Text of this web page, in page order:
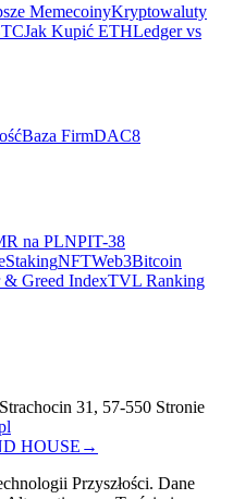
MemecoinyKryptowaluty
Jak Kupić ETHLedger vs
Baza FirmDAC8
na PLNPIT-38
StakingNFTWeb3Bitcoin
& Greed IndexTVL Ranking
Strachocin 31, 57-550 Stronie
HOUSE →
Przyszłości. Dane